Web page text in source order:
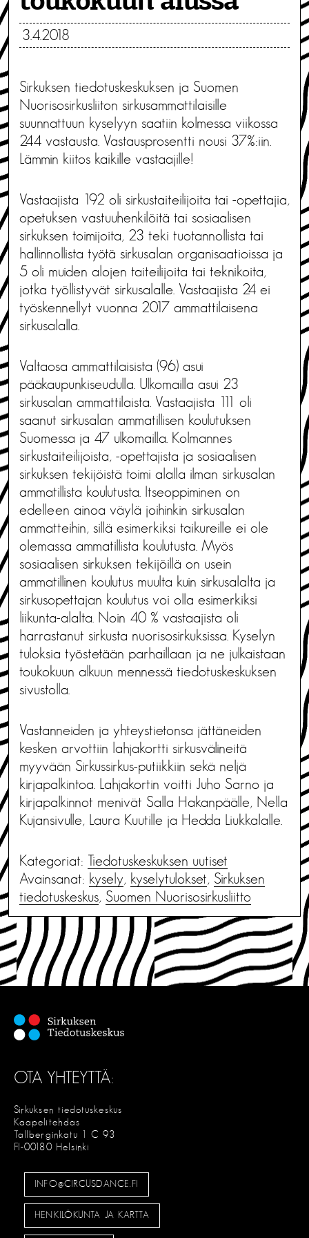
3.4.2018
Sirkuksen tiedotuskeskuksen ja Suomen
Nuorisosirkusliiton sirkusammattilaisille
suunnattuun kyselyyn saatiin kolmessa viikossa
244 vastausta. Vastausprosentti nousi 37%:iin.
Lämmin kiitos kaikille vastaajille!
Vastaajista 192 oli sirkustaiteilijoita tai -opettajia,
opetuksen vastuuhenkilöitä tai sosiaalisen
sirkuksen toimijoita, 23 teki tuotannollista tai
hallinnollista työtä sirkusalan organisaatioissa ja
5 oli muiden alojen taiteilijoita tai teknikoita,
jotka työllistyvät sirkusalalle. Vastaajista 24 ei
työskennellyt vuonna 2017 ammattilaisena
sirkusalalla.
Valtaosa ammattilaisista (96) asui
pääkaupunkiseudulla. Ulkomailla asui 23
sirkusalan ammattilaista. Vastaajista 111 oli
saanut sirkusalan ammatillisen koulutuksen
Suomessa ja 47 ulkomailla. Kolmannes
sirkustaiteilijoista, -opettajista ja sosiaalisen
sirkuksen tekijöistä toimi alalla ilman sirkusalan
ammatillista koulutusta. Itseoppiminen on
edelleen ainoa väylä joihinkin sirkusalan
ammatteihin, sillä esimerkiksi taikureille ei ole
olemassa ammatillista koulutusta. Myös
sosiaalisen sirkuksen tekijöillä on usein
ammatillinen koulutus muulta kuin sirkusalalta ja
sirkusopettajan koulutus voi olla esimerkiksi
liikunta-alalta. Noin 40 % vastaajista oli
harrastanut sirkusta nuorisosirkuksissa. Kyselyn
tuloksia työstetään parhaillaan ja ne julkaistaan
toukokuun alkuun mennessä tiedotuskeskuksen
sivustolla.
Vastanneiden ja yhteystietonsa jättäneiden
kesken arvottiin lahjakortti sirkusvälineitä
myyvään Sirkussirkus-putiikkiin sekä neljä
kirjapalkintoa. Lahjakortin voitti Juho Sarno ja
kirjapalkinnot menivät Salla Hakanpäälle, Nella
Kujansivulle, Laura Kuutille ja Hedda Liukkalalle.
Kategoriat: Tiedotus­keskuksen uutiset
Avainsanat: kysely, kyselytulokset, Sirkuksen
tiedotuskeskus, Suomen Nuorisosirkusliitto
OTA YHTEYTTÄ:
Sirkuksen tiedotuskeskus
Kaapelitehdas
Tallberginkatu 1 C 93
FI-00180 Helsinki
INFO@CIRCUSDANCE.FI
HENKILÖKUNTA JA KARTTA